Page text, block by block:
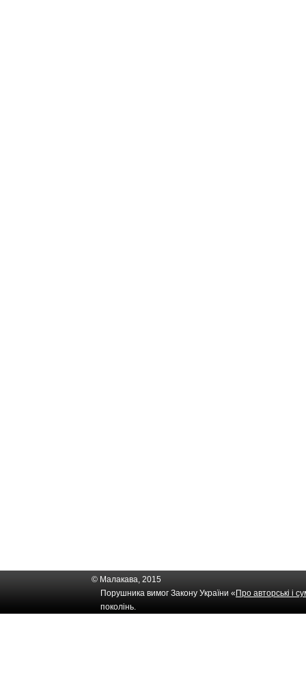
© Малакава, 2015
Порушника вимог Закону України « Про авторські і
поколінь.